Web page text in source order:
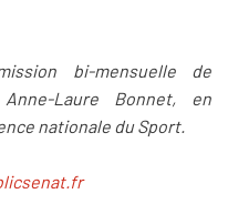
bi-mensuelle de
Laure Bonnet, en
nationale du Sport.